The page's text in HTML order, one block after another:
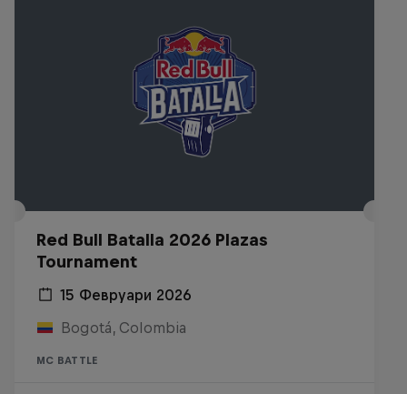
Red Bull Batalla 2026 Plazas
Tournament
15 Февруари 2026
Bogotá, Colombia
MC BATTLE